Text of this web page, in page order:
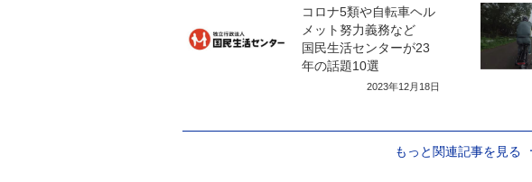
コロナ5類や自転車ヘル
メット努力義務など
国民生活センターが23
年の話題10選
2023年12月18日
もっと関連記事を見る